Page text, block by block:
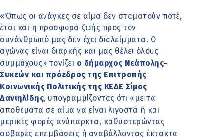
«Όπως οι ανάγκες σε αίμα δεν σταματούν ποτέ,
έτσι και η προσφορά ζωής προς τον
συνάνθρωπό μας δεν έχει διαλείμματα. Ο
αγώνας είναι διαρκής και μας θέλει όλους
συμμάχους» τονίζει ο δήμαρχος Νεάπολης-
Συκεών και πρόεδρος της Επιτροπής
Κοινωνικής Πολιτικής της ΚΕΔΕ Σίμος
Δανιηλίδης, υπογραμμίζοντας ότι «με τα
αποθέματα σε αίμα να είναι λιγοστά ή και
μερικές φορές ανύπαρκτα, καθυστερώντας
σοβαρές επεμβάσεις ή αναβάλλοντας έκτακτα